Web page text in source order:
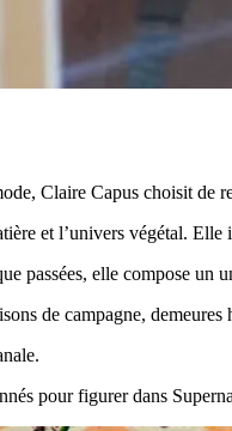
Claire Capus choisit de
et l’univers végétal. Elle
passées, elle compose un
de campagne,
pour figurer dans